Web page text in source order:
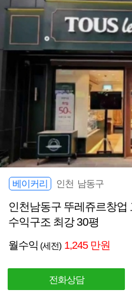
베이커리 인천 남동구
인천남동구 뚜레쥬르창
수익구조 최강 30평
월수익 (세전) 1,245 만원
전화상담